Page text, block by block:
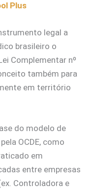
Plus
legal a
brasileiro o
Complementar nº
também para
em território
do modelo de
OCDE, como
em
entre empresas
Controladora e